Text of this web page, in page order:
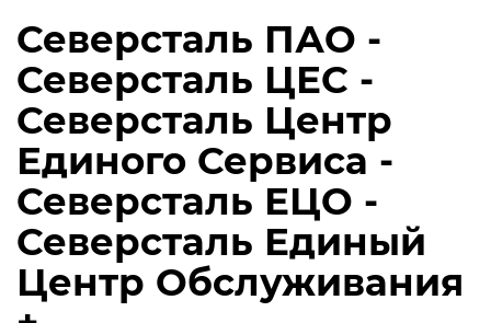
Северсталь ПАО -
Северсталь ЦЕС -
Северсталь Центр
Единого Сервиса -
Северсталь ЕЦО -
Северсталь Единый
Центр Обслуживания